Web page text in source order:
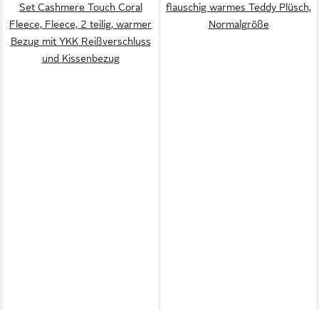
Set Cashmere Touch Coral
Fleece, Fleece, 2 teilig, warmer
Bezug mit YKK Reißverschluss
und Kissenbezug
flauschig warmes Teddy Plüsch,
Normalgröße